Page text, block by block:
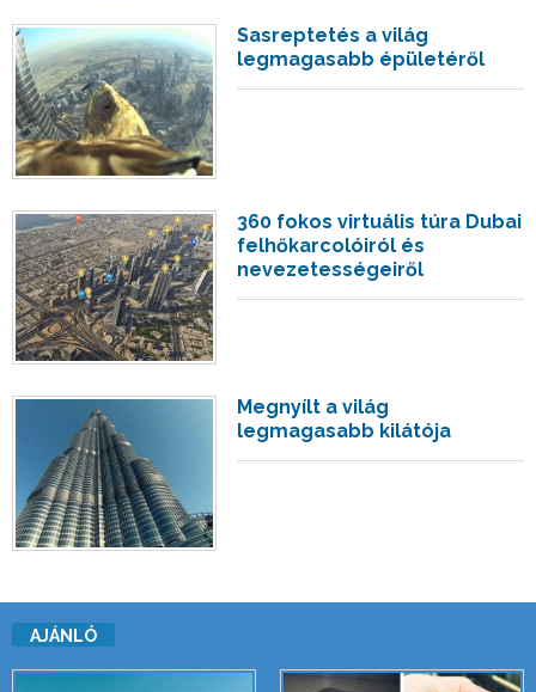
Sasreptetés a világ
legmagasabb épületéről
360 fokos virtuális túra Dubai
felhőkarcolóiról és
nevezetességeiről
Megnyílt a világ
legmagasabb kilátója
AJÁNLÓ